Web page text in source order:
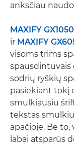
anksčiau
MAXIFY GX1050
ir MAXIFY
visoms trims
spausdintuvais
sodrių ryškių
pasiekiant tokį
smulkiausiu
tekstas
apačioje. Be
labai atsparūs